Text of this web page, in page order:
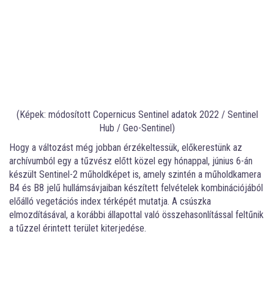
(Képek: módosított Copernicus Sentinel adatok 2022 / Sentinel
Hub / Geo-Sentinel)
Hogy a változást még jobban érzékeltessük, előkerestünk az
archívumból egy a tűzvész előtt közel egy hónappal, június 6-án
készült Sentinel-2 műholdképet is, amely szintén a műholdkamera
B4 és B8 jelű hullámsávjaiban készített felvételek kombinációjából
előálló vegetációs index térképét mutatja. A csúszka
elmozdításával, a korábbi állapottal való összehasonlítással feltűnik
a tűzzel érintett terület kiterjedése.